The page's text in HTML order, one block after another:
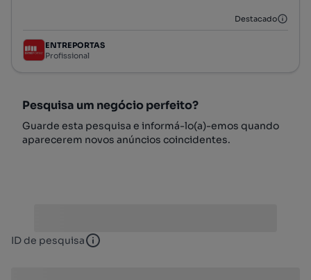
Destacado
ENTREPORTAS
Profissional
Pesquisa um negócio perfeito?
Guarde esta pesquisa e informá-lo(a)-emos quando
aparecerem novos anúncios coincidentes.
ID de pesquisa ID de pesquisa